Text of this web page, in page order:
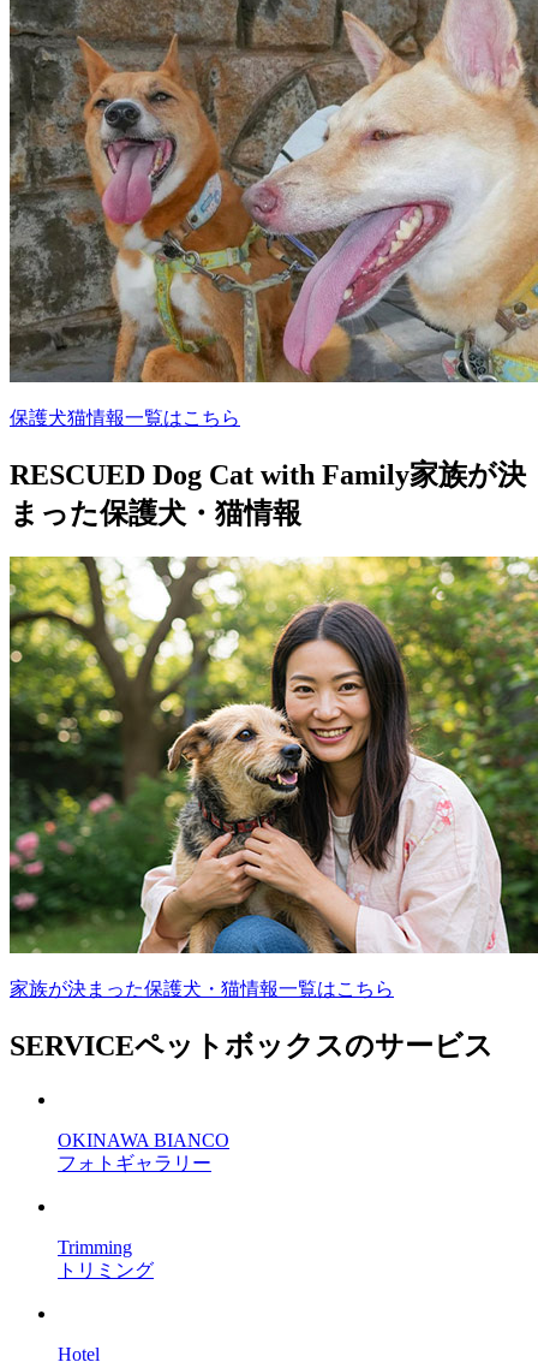
保護犬猫情報一覧はこちら
RESCUED Dog Cat with Family家族が決
まった保護犬・猫情報
家族が決まった保護犬・猫情報一覧はこちら
SERVICEペットボックスのサービス
OKINAWA BIANCO
フォトギャラリー
Trimming
トリミング
Hotel